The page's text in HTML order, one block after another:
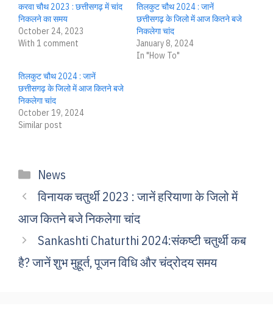
करवा चौथ 2023 : छत्तीसगढ़ में चांद
निकलने का समय
October 24, 2023
With 1 comment
तिलकुट चौथ 2024 : जानें
छत्तीसगढ़ के जिलो में आज कितने बजे
निकलेगा चांद
January 8, 2024
In "How To"
तिलकुट चौथ 2024 : जानें
छत्तीसगढ़ के जिलो में आज कितने बजे
निकलेगा चांद
October 19, 2024
Similar post
Categories
News
विनायक चतुर्थी 2023 : जानें हरियाणा के जिलो में
आज कितने बजे निकलेगा चांद
Sankashti Chaturthi 2024:संकष्टी चतुर्थी कब
है? जानें शुभ मुहूर्त, पूजन विधि और चंद्रोदय समय